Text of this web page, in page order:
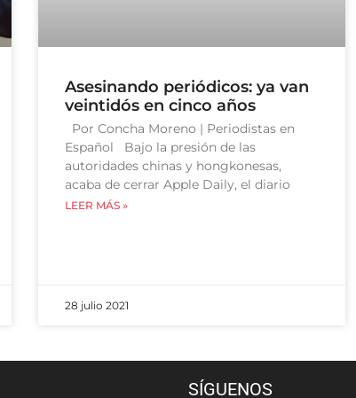
Asesinando periódicos: ya van
veintidós en cinco años
Por Concha Moreno | Periodistas en
Español Bajo la presión de las
autoridades chinas y hongkonesas,
acaba de cerrar Apple Daily, el diario
LEER MÁS »
28 julio 2021
SÍGUENOS